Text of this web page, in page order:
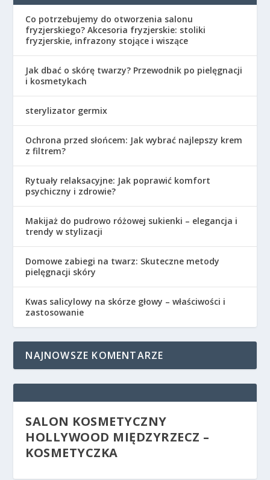
Co potrzebujemy do otworzenia salonu
fryzjerskiego? Akcesoria fryzjerskie: stoliki
fryzjerskie, infrazony stojące i wiszące
Jak dbać o skórę twarzy? Przewodnik po pielęgnacji
i kosmetykach
sterylizator germix
Ochrona przed słońcem: Jak wybrać najlepszy krem
z filtrem?
Rytuały relaksacyjne: Jak poprawić komfort
psychiczny i zdrowie?
Makijaż do pudrowo różowej sukienki – elegancja i
trendy w stylizacji
Domowe zabiegi na twarz: Skuteczne metody
pielęgnacji skóry
Kwas salicylowy na skórze głowy – właściwości i
zastosowanie
NAJNOWSZE KOMENTARZE
SALON KOSMETYCZNY
HOLLYWOOD MIĘDZYRZECZ –
KOSMETYCZKA